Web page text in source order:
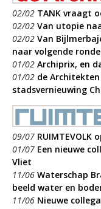
02/02 TANK vraagt
02/02 Van utopie
02/02 Van
naar volgende ronde
01/02 Archiprix, en
01/02 de Architekten
stadsvernieuwing
09/07 RUIMTEVOLK
01/07 Een nieuwe
Vliet
11/06 Waterschap
beeld water en
11/06 Nieuwe